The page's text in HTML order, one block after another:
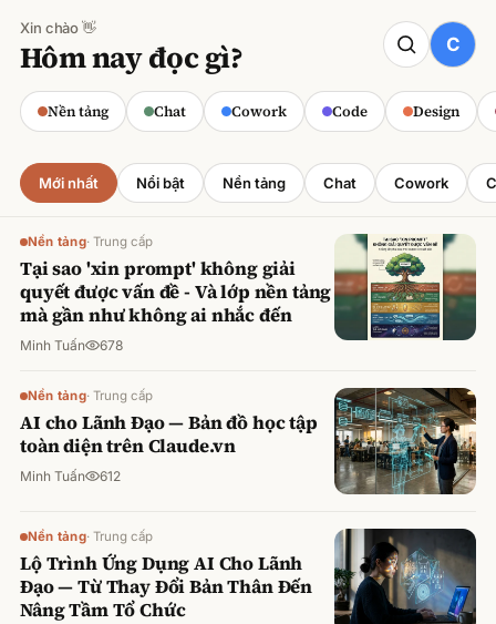
Xin chào 👋
Hôm nay đọc gì?
Nền tảng Chat Cowork Code Design
CODE
Claude cho Sales: Dự báo doanh số
chính xác
Minh Tuấn ·800 lượt xem
Mới nhất Nổi bật Nền tảng Chat Cowork
Nền tảng· Trung cấp
Tại sao 'xin prompt' không giải
quyết được vấn đề - Và lớp nền tảng
mà gần như không ai nhắc đến
Minh Tuấn 678
Nền tảng· Trung cấp
AI cho Lãnh Đạo — Bản đồ học tập
toàn diện trên Claude.vn
Minh Tuấn 612
Nền tảng· Trung cấp
Lộ Trình Ứng Dụng AI Cho Lãnh
Đạo — Từ Thay Đổi Bản Thân Đến
Nâng Tầm Tổ Chức